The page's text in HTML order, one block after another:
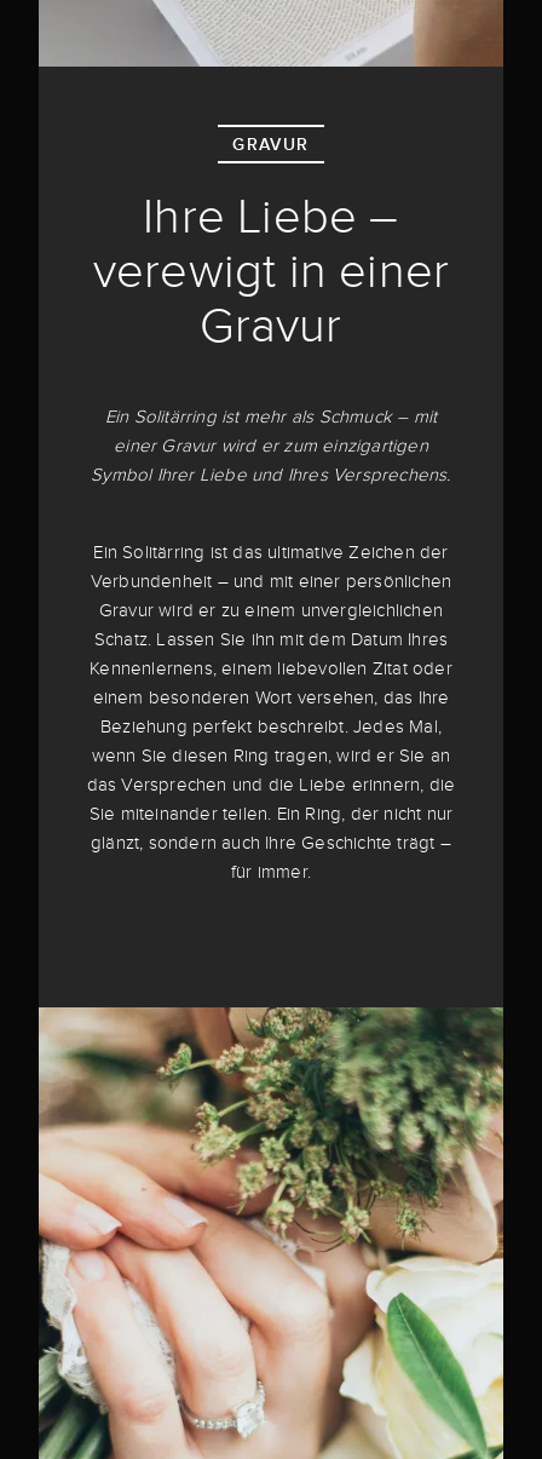
GRAVUR
Ihre Liebe –
verewigt in einer
Gravur
Ein Solitärring ist mehr als Schmuck – mit
einer Gravur wird er zum einzigartigen
Symbol Ihrer Liebe und Ihres Versprechens.
Ein Solitärring ist das ultimative Zeichen der
Verbundenheit – und mit einer persönlichen
Gravur wird er zu einem unvergleichlichen
Schatz. Lassen Sie ihn mit dem Datum Ihres
Kennenlernens, einem liebevollen Zitat oder
einem besonderen Wort versehen, das Ihre
Beziehung perfekt beschreibt. Jedes Mal,
wenn Sie diesen Ring tragen, wird er Sie an
das Versprechen und die Liebe erinnern, die
Sie miteinander teilen. Ein Ring, der nicht nur
glänzt, sondern auch Ihre Geschichte trägt –
für immer.